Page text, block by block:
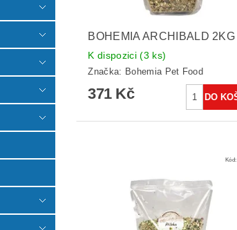
BOHEMIA ARCHIBALD 2KG
K dispozici(3 ks)
Značka: Bohemia Pet Food
371 Kč
Kód: